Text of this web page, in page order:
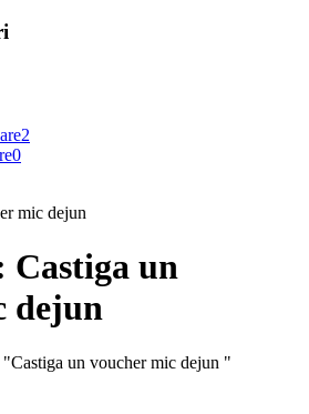
2
0
mic dejun
un
dejun
un voucher mic dejun "